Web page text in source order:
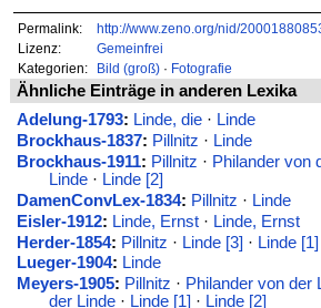
Permalink:
http://www.zeno.org/nid/
Lizenz:
Gemeinfrei
Kategorien:
Bild (groß)· Fotografie
Ähnliche Einträge in anderen Lexika
Adelung-1793: Linde, die· Linde
Brockhaus-1837: Pillnitz · Linde
Brockhaus-1911: Pillnitz · Philander von
Linde· Linde [2]
DamenConvLex-1834: Pillnitz · Linde
Eisler-1912: Linde, Ernst· Linde, Ernst
Herder-1854: Pillnitz · Linde [3] · Linde [1]
Lueger-1904: Linde
Meyers-1905: Pillnitz · Philander von der
der Linde· Linde [1] · Linde [2]